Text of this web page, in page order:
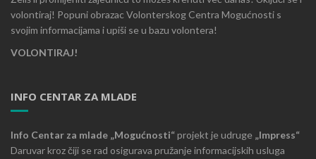
volontiraj! Popuni obrazac Volonterskog Centra Mogućnosti s
svojim informacijama i upiši se u bazu volontera!
VOLONTIRAJ!
INFO CENTAR ZA MLADE
Info Centar za mlade „Mogućnosti“projekt je udruge „Impress“
Daruvar kroz čiji se rad osigurava pružanje informacijskih usluga